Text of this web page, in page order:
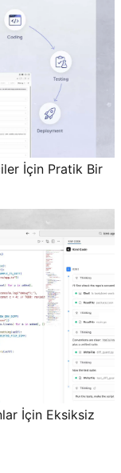
İçin Pratik Bir
İçin Eksiksiz